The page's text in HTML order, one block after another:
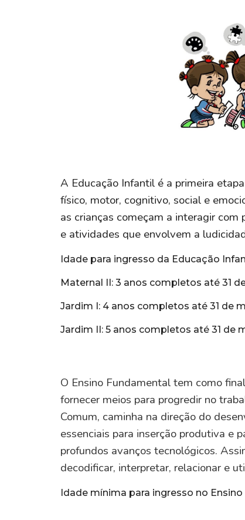
A Educação Infantil é a primeira
físico, motor, cognitivo, social e
as crianças começam a interagir
e atividades que envolvem a
Idade para ingresso da Educação
Maternal II: 3 anos completos até 31
Jardim I: 4 anos completos até 31 de
Jardim II: 5 anos completos até 31 de
O Ensino Fundamentaltem como
fornecer meios para progredir no
Comum, caminha na direção do
essenciais para inserção produtiva e
profundos avanços tecnológicos.
decodificar, interpretar, relacionar e
Idade mínima para ingresso no